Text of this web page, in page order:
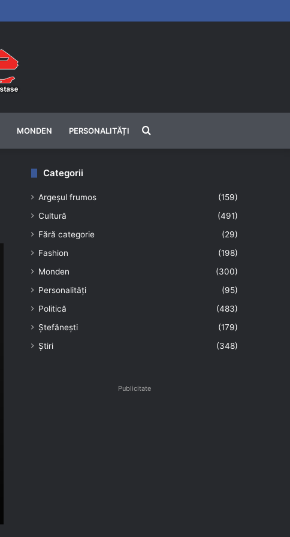
MONDEN PERSONALITĂȚI
Categorii
Argeșul frumos
(159)
Cultură
(491)
Fără categorie
(29)
Fashion
(198)
Monden
(300)
Personalități
(95)
Politică
(483)
Ștefănești
(179)
Știri
(348)
Publicitate